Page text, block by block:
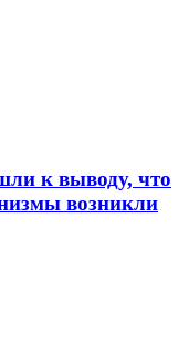
к выводу, что
возникли